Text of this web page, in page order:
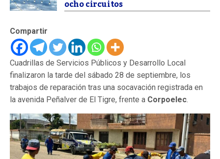
ocho circuitos
Compartir
Cuadrillas de Servicios Públicos y Desarrollo Local
finalizaron la tarde del sábado 28 de septiembre, los
trabajos de reparación tras una socavación registrada en
la avenida Peñalver de El Tigre, frente a Corpoelec.